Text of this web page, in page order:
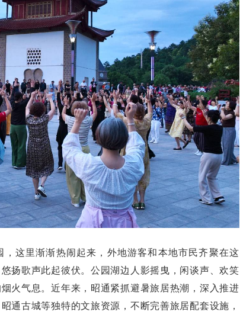
这里渐渐热闹起来，外地游客和本地市民齐聚在这
扬歌声此起彼伏。公园湖边人影摇曳，闲谈声、欢笑
火气息。近年来，昭通紧抓避暑旅居热潮，深入推进
通古城等独特的文旅资源，不断完善旅居配套设施，